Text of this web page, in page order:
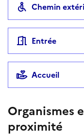
Chemin
Entrée
Accueil
Organismes
proximité